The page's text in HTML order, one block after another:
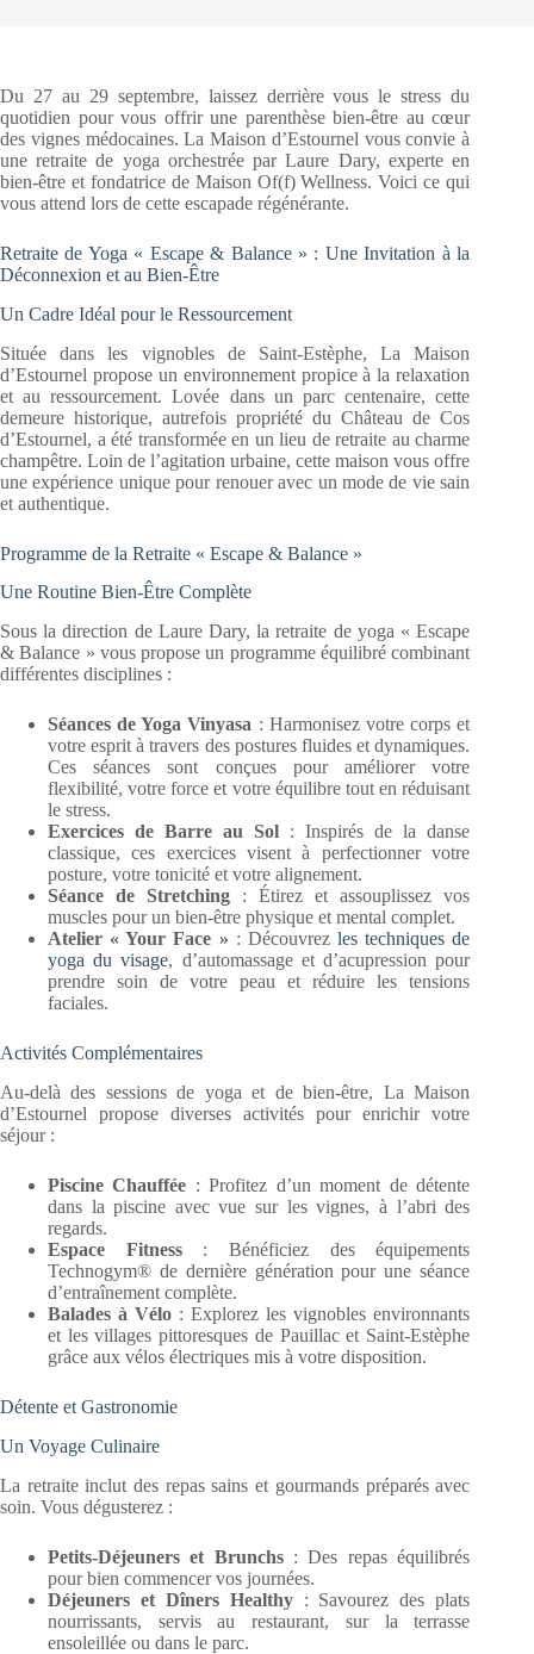
Du 27 au 29 septembre, laissez derrière vous le stress du
quotidien pour vous offrir une parenthèse bien-être au cœur
des vignes médocaines. La Maison d’Estournel vous convie à
une retraite de yoga orchestrée par Laure Dary, experte en
bien-être et fondatrice de Maison Of(f) Wellness. Voici ce qui
vous attend lors de cette escapade régénérante.
Retraite de Yoga « Escape & Balance » : Une Invitation à la
Déconnexion et au Bien-Être
Un Cadre Idéal pour le Ressourcement
Située dans les vignobles de Saint-Estèphe, La Maison
d’Estournel propose un environnement propice à la relaxation
et au ressourcement. Lovée dans un parc centenaire, cette
demeure historique, autrefois propriété du Château de Cos
d’Estournel, a été transformée en un lieu de retraite au charme
champêtre. Loin de l’agitation urbaine, cette maison vous offre
une expérience unique pour renouer avec un mode de vie sain
et authentique.
Programme de la Retraite « Escape & Balance »
Une Routine Bien-Être Complète
Sous la direction de Laure Dary, la retraite de yoga « Escape
& Balance » vous propose un programme équilibré combinant
différentes disciplines :
Séances de Yoga Vinyasa : Harmonisez votre corps et
votre esprit à travers des postures fluides et dynamiques.
Ces séances sont conçues pour améliorer votre
flexibilité, votre force et votre équilibre tout en réduisant
le stress.
Exercices de Barre au Sol : Inspirés de la danse
classique, ces exercices visent à perfectionner votre
posture, votre tonicité et votre alignement.
Séance de Stretching : Étirez et assouplissez vos
muscles pour un bien-être physique et mental complet.
Atelier « Your Face » : Découvrez les techniques de
yoga du visage, d’automassage et d’acupression pour
prendre soin de votre peau et réduire les tensions
faciales.
Activités Complémentaires
Au-delà des sessions de yoga et de bien-être, La Maison
d’Estournel propose diverses activités pour enrichir votre
séjour :
Piscine Chauffée : Profitez d’un moment de détente
dans la piscine avec vue sur les vignes, à l’abri des
regards.
Espace Fitness: Bénéficiez des équipements
Technogym®️ de dernière génération pour une séance
d’entraînement complète.
Balades à Vélo : Explorez les vignobles environnants
et les villages pittoresques de Pauillac et Saint-Estèphe
grâce aux vélos électriques mis à votre disposition.
Détente et Gastronomie
Un Voyage Culinaire
La retraite inclut des repas sains et gourmands préparés avec
soin. Vous dégusterez :
Petits-Déjeuners et Brunchs: Des repas équilibrés
pour bien commencer vos journées.
Déjeuners et Dîners Healthy: Savourez des plats
nourrissants, servis au restaurant, sur la terrasse
ensoleillée ou dans le parc.